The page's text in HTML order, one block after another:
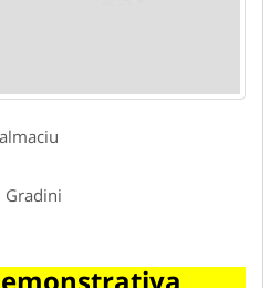
Gradini